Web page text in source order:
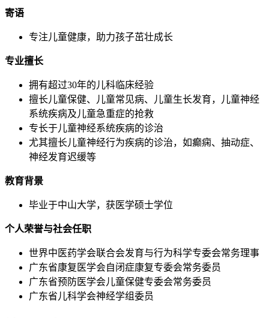
寄语
专注儿童健康，助力孩子茁壮成长
专业擅长
拥有超过30年的儿科临床经验
擅长儿童保健、儿童常见病、儿童生长发育，儿童神经
系统疾病及儿童急重症的抢救
专长于儿童神经系统疾病的诊治
尤其擅长儿童神经行为疾病的诊治，如癫痫、抽动症、
神经发育迟缓等
教育背景
毕业于中山大学，获医学硕士学位
个人荣誉与社会任职
世界中医药学会联合会发育与行为科学专委会常务理事
广东省康复医学会自闭症康复专委会常务委员
广东省预防医学会儿童保健专委会常务委员
广东省儿科学会神经学组委员